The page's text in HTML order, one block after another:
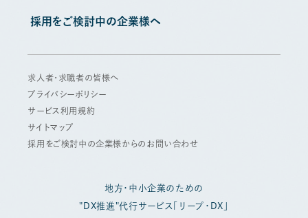
採用をご検討中の企業様へ
求人者・求職者の皆様へ
プライバシーポリシー
サービス利用規約
サイトマップ
採用をご検討中の企業様からのお問い合わせ
地方・中小企業のための
"DX推進"代行サービス「リープ・DX」